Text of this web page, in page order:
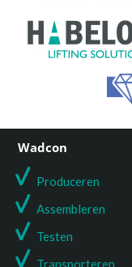
Wadcon
Produceren
Assembleren
Testen
Transporteren